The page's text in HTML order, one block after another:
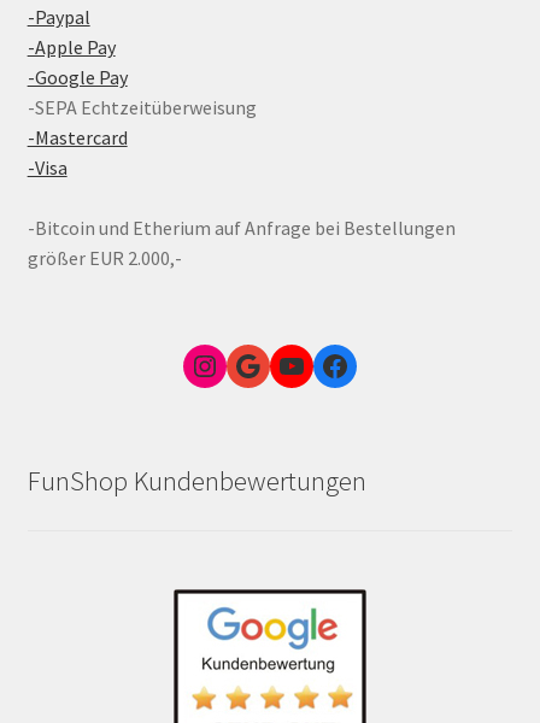
-Paypal
-Apple Pay
-Google Pay
-SEPA Echtzeitüberweisung
-Mastercard
-Visa
-Bitcoin und Etherium auf Anfrage bei Bestellungen
größer EUR 2.000,-
Instagram
Google Link zum FunShop WienYouTubeFacebook
FunShop Kundenbewertungen